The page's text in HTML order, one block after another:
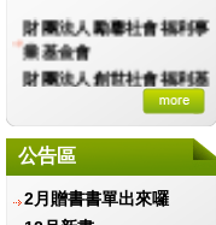
財團法人勵馨社會福利事
業基金會
財團法人創世社會福利基
財團法人愛盲基金會
信誼基金會-守護孩子唯
一的童年
兒童福利聯盟文教基金會
公告區
2月贈書書單出來囉